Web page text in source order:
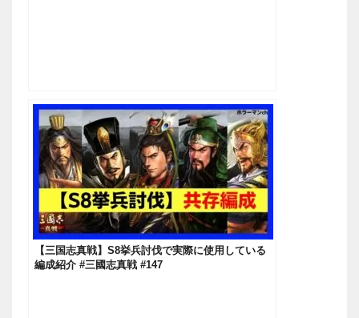
【三国志真戦】S8挙兵討伐で実際に使用している
編成紹介 #三國志真戦 #147